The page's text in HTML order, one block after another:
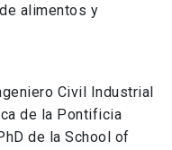
alimentos y
Civil Industrial
de la Pontificia
de la School of